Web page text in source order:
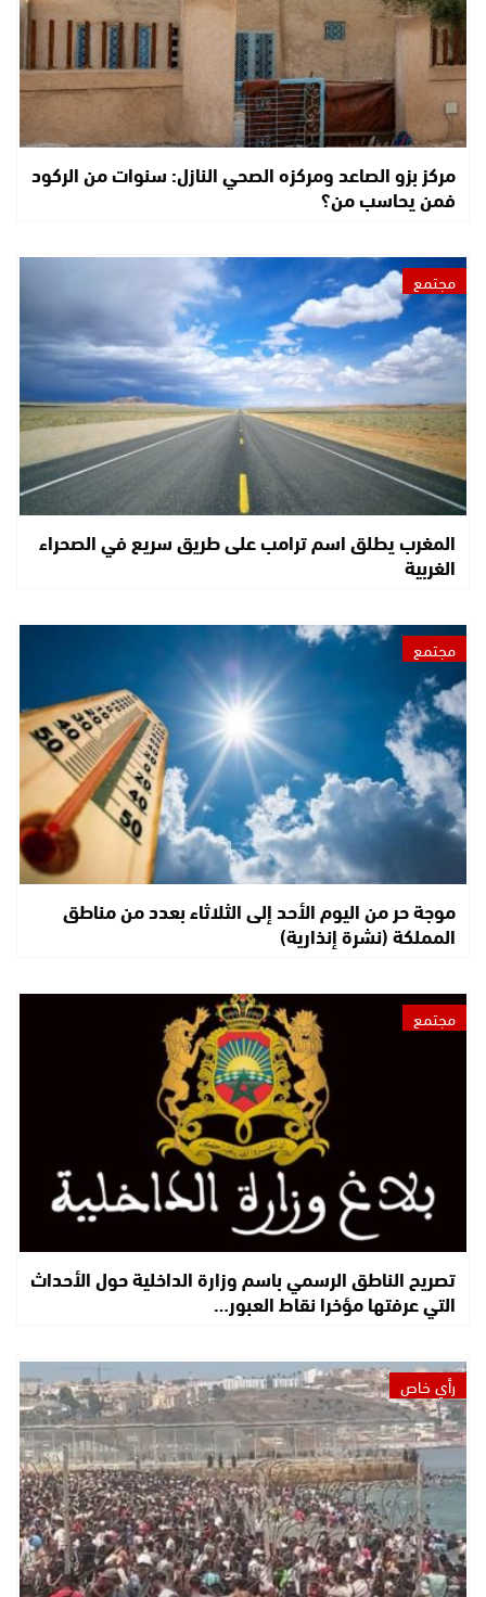
مركز بزو الصاعد ومركزه الصحي النازل: سنوات من الركود
فمن يحاسب من؟
مجتمع
المغرب يطلق اسم ترامب على طريق سريع في الصحراء
الغربية
مجتمع
موجة حر من اليوم الأحد إلى الثلاثاء بعدد من مناطق
المملكة (نشرة إنذارية)
مجتمع
تصريح الناطق الرسمي باسم وزارة الداخلية حول الأحداث
التي عرفتها مؤخرا نقاط العبور…
رأي خاص